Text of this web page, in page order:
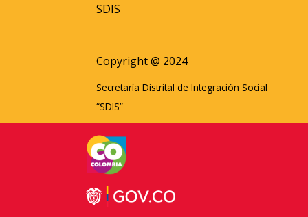
SDIS
Copyright @ 2024
Secretaría Distrital de Integración Social
“SDIS”